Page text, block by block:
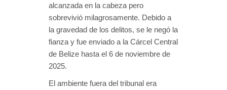
alcanzada en la cabeza pero
sobrevivió milagrosamente. Debido a
la gravedad de los delitos, se le negó la
fianza y fue enviado a la Cárcel Central
de Belize hasta el 6 de noviembre de
2025.
El ambiente fuera del tribunal era